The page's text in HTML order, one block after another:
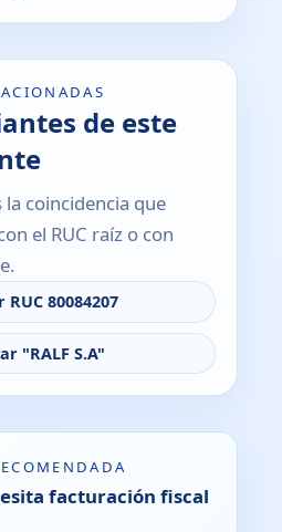
de este
la coincidencia que
el RUC raíz o con
RUC 80084207
"RALF S.A"
facturación fiscal